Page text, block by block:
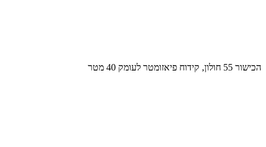
הכישור 55 חולון, קידוח פיאזומטר לעומק 40 מטר